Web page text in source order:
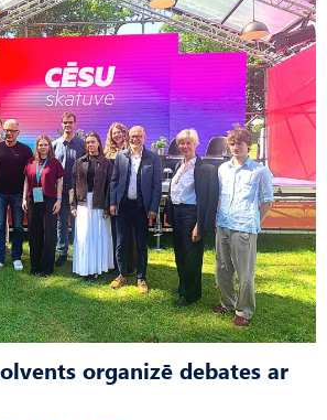
organizē debates ar